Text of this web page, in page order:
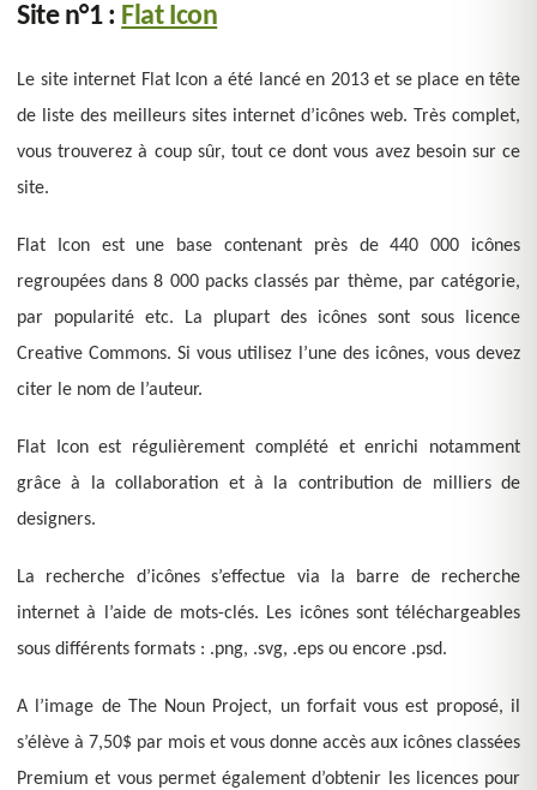
Site n°1 : Flat Icon
Le site internet Flat Icon a été lancé en 2013 et se place en tête
de liste des meilleurs sites internet d’icônes web. Très complet,
vous trouverez à coup sûr, tout ce dont vous avez besoin sur ce
site.
Flat Icon est une base contenant près de 440 000 icônes
regroupées dans 8 000 packs classés par thème, par catégorie,
par popularité etc. La plupart des icônes sont sous licence
Creative Commons. Si vous utilisez l’une des icônes, vous devez
citer le nom de l’auteur.
Flat Icon est régulièrement complété et enrichi notamment
grâce à la collaboration et à la contribution de milliers de
designers.
La recherche d’icônes s’effectue via la barre de recherche
internet à l’aide de mots-clés. Les icônes sont téléchargeables
sous différents formats : .png, .svg, .eps ou encore .psd.
A l’image de The Noun Project, un forfait vous est proposé, il
s’élève à 7,50$ par mois et vous donne accès aux icônes classées
Premium et vous permet également d’obtenir les licences pour